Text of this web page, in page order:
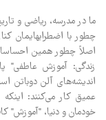
ما در مدرسه، ریاضی و
چطور با اضطرابهایمان
اصلاً چطور همین
زندگی: آموزش عاطفی"
اندیشه‌های آلن دوباتن
عمیق کار می‌کنند:
خودمان و دنیا، "آموزش"